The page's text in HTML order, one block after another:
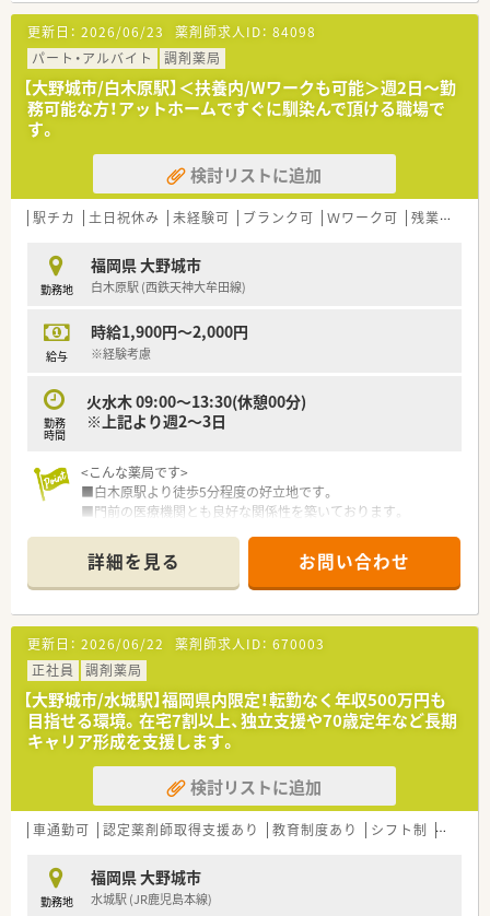
■お時給2,100円と、エリアでは高時給の求人です。
■お車通勤も可能です。
■近隣にも店舗がございますため、ヘルプ体制も整っています。
＜こんな薬局です＞
■福岡県を中心に100店舗以上展開しています。
店舗があり、薬剤師として幅広く経験を積む事が可能です。全店
舗でOTCの取り扱いがあるため、調剤だけではなくOTCも経験で
きる環境です。
■処方箋枚数に対して20枚/人程度の人数体制を維持しておりま
■服薬履歴を全店オンライン共有し、自宅近く以外でも飲み合わ
せ・重複チェックができる体制を整えています。
■会社の収益が高ければ、社員の皆さんに給与として還元をして
＜ワークライフバランスの推進＞
と考えており、社員のワークライフバランスを真剣に考え従業員
が働きやすい環境作りに取り組んでいます。
■出産・育児休暇の取得率が高く、常時30～40名が育児に専念し
■正社員の就業時間は、週40時間の月単位の変形労働時間制。長
時間になりがちな医療業界で「全社員残業ゼロ（繁忙期除く）」を
目指しております。
ざいます。プライベートの充実が仕事の質につながるという観
点で、「従業員満足がお客様満足につながる」という理念の根幹
であり、長年従業員から愛される秘訣です。
く、長く働くことが出来る職場環境です。
＜充実の研修制度＞
■必須研修やアドバンス研修、マネジメント研修などご自身の
レベルに応じた研修の受講が可能です。在宅やセルフメディケ
ーション、漢方やがん専門薬剤師など、様々なキャリア構築に向
けた研修内容を取り揃えています。
■実務経験が無い方やブランクがある方も安心できる教育プロ
グラムがあるので安心してスキルアップ出来ます。
■社員教育に関しては、基本研修から興味ある分野を学べるテー
マ別研修があり、その他年次や役職に合わせた研修が充実してい
ます。
しており、症例集めなどは可能です。
■自社開発の150コンテンツある動画は自宅でも視聴可能なよ
更新日： 2026/06/23 薬剤師求人ID： 84098
パート・アルバイト
調剤薬局
【大野城市/白木原駅】＜扶養内/Wワークも可能＞週2日～勤
務可能な方！アットホームですぐに馴染んで頂ける職場で
す。
検討リストに追加
駅チカ 土日祝休み 未経験可 ブランク可 Ｗワーク可 残業なし(ほぼなし含む)
勤務地
福岡県 大野城市
白木原駅 (西鉄天神大牟田線)
給与
時給1,900円～2,000円
※経験考慮
勤務
時間
火水木 09:00～13:30(休憩00分)
※上記より週2～3日
<こんな薬局です>
■白木原駅より徒歩5分程度の好立地です。
■門前の医療機関とも良好な関係性を築いております。
ております。
■火水木09:00～13:30(14:00)の中でシフトの希望をお伺い致し
ます。
■応援体制も整っておりお休みもしっかりと取得できます。
■周辺にクリニックも数件ありますが広域処方はほぼ飛んでき
ません。
■駐車場はないので車通勤の場合は近隣のコインパーキングを
利用いただき精算できます。
■薬歴、レセコンはノアシステムです。
■WワークOKです。
■門前の透析内科クリニックが外来は予約制で月でも20名程度
です。
■水木が透析の払い出しで門前のクリニックと連携して対応し
ております。
■火水木09:00～13:30(14:00)の中でシフトの希望をお伺い致し
■管理薬剤師は66歳の女性、事務さんは60歳前後の女性です。
＜こんな薬局です＞
詳細を見る お問い合わせ
更新日： 2026/06/22 薬剤師求人ID： 670003
正社員
調剤薬局
【大野城市/水城駅】福岡県内限定！転勤なく年収500万円も
目指せる環境。在宅7割以上、独立支援や70歳定年など長期
キャリア形成を支援します。
検討リストに追加
車通勤可 認定薬剤師取得支援あり 教育制度あり シフト制 かかり
勤務地
福岡県 大野城市
水城駅 (JR鹿児島本線)